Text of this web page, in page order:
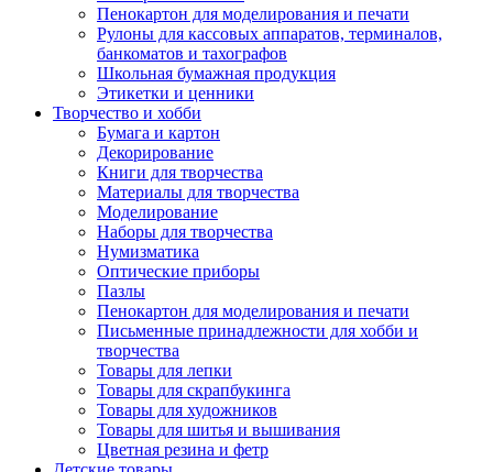
Пенокартон для моделирования и печати
Рулоны для кассовых аппаратов, терминалов,
банкоматов и тахографов
Школьная бумажная продукция
Этикетки и ценники
Творчество и хобби
Бумага и картон
Декорирование
Книги для творчества
Материалы для творчества
Моделирование
Наборы для творчества
Нумизматика
Оптические приборы
Пазлы
Пенокартон для моделирования и печати
Письменные принадлежности для хобби и
творчества
Товары для лепки
Товары для скрапбукинга
Товары для художников
Товары для шитья и вышивания
Цветная резина и фетр